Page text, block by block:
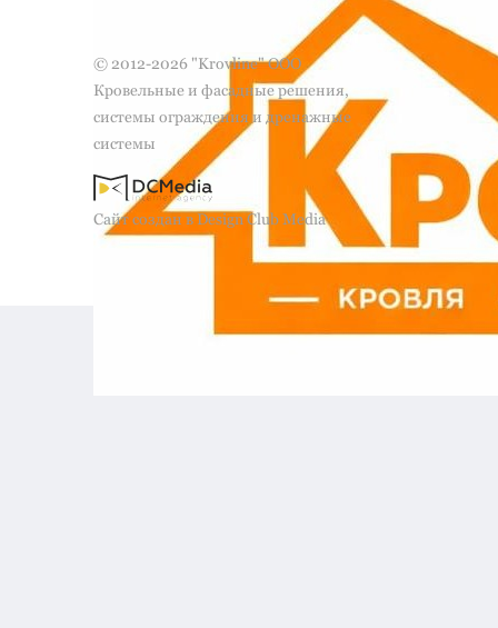
© 2012-2026 "Krovline" ООО
Кровельные и фасадные решения,
системы ограждения и дренажные
системы
Сайт создан в Design Club Media